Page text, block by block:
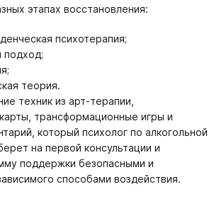
этапах восстановления:
психотерапия;
подход;
теория.
техник из арт-терапии,
трансформационные игры и
который психолог по алкогольной
на первой консультации и
поддержки безопасными и
способами воздействия.